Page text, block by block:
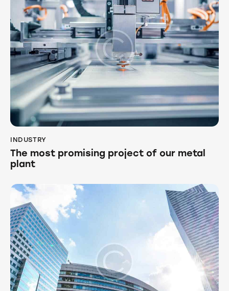
INDUSTRY
The most promising project of our metal
plant